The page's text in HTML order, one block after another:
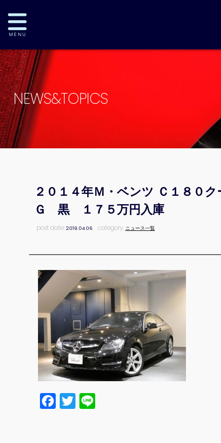
NEWS&TOPICS
２０１４年Ｍ・ベンツ Ｃ１８０
Ｇ 黒 １７５万円入庫
post date:2019.04.06 category: ニュース一覧
Facebook
Twitter